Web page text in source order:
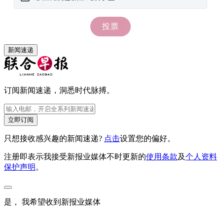
新闻速递
订阅新闻速递，洞悉时代脉搏。
立即订阅
只想接收感兴趣的新闻速递? 点击设置您的偏好。
注册即表示我接受新报业媒体不时更新的使用条款及个人资料
保护声明 。
是， 我希望收到新报业媒体